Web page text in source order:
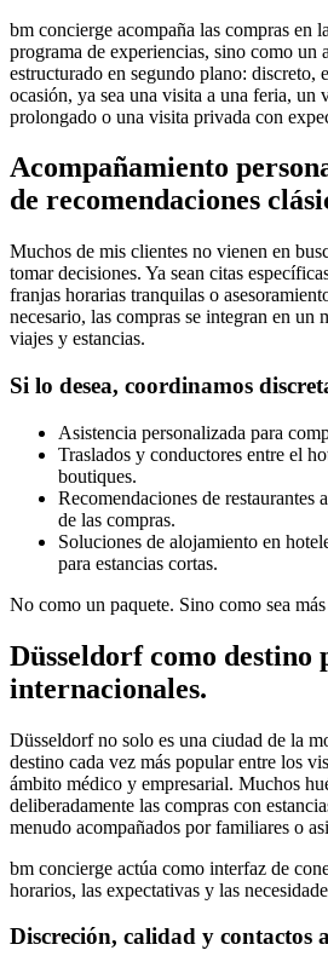
bm concierge acompaña las compras en
programa de experiencias, sino como un
estructurado en segundo plano: discreto,
ocasión, ya sea una visita a una feria, un
prolongado o una visita privada con
Acompañamiento
de recomendaciones
Muchos de mis clientes no vienen en
tomar decisiones. Ya sean citas
franjas horarias tranquilas o
necesario, las compras se integran en un
viajes y estancias.
Si lo desea, coordinamos
Asistencia personalizada para
Traslados y conductores entre el
boutiques.
Recomendaciones de restaurantes
de las compras.
Soluciones de alojamiento en
para estancias cortas.
No como un paquete. Sino como sea
Düsseldorf como destino
internacionales.
Düsseldorf no solo es una ciudad de la
destino cada vez más popular entre los
ámbito médico y empresarial. Muchos
deliberadamente las compras con
menudo acompañados por familiares o
bm concierge actúa como interfaz de
horarios, las expectativas y las
Discreción, calidad y contactos